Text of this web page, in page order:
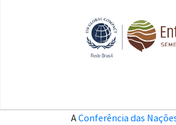
AConferência das